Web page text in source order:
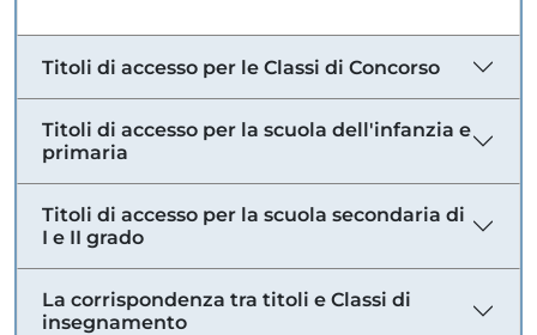
Titoli di accesso per le Classi di Concorso
Titoli di accesso per la scuola dell'infanzia e
primaria
Titoli di accesso per la scuola secondaria di
I e II grado
La corrispondenza tra titoli e Classi di
insegnamento